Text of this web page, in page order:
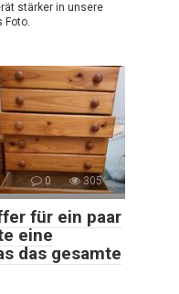
stärker in unsere
Foto.
0 305
für ein paar
eine
das gesamte